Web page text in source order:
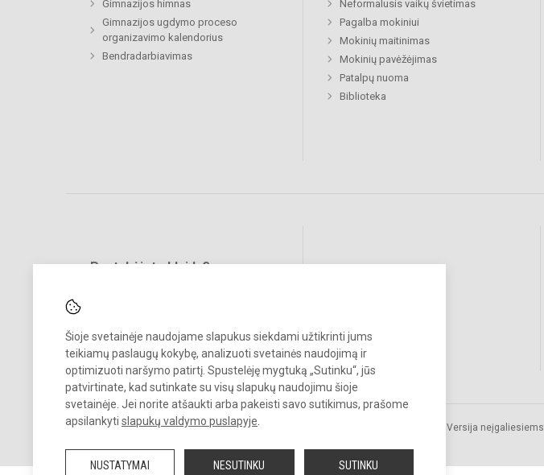
Šioje svetainėje naudojame slapukus siekdami užtikrinti jums
teikiamų paslaugų kokybę, analizuoti svetainės naudojimą ir
optimizuoti naršymo patirtį. Spustelėję mygtuką „Sutinku“, jūs
patvirtinate, kad sutinkate su visų slapukų naudojimu šioje
svetainėje. Jei norite atšaukti arba pakeisti savo sutikimus, prašome
apsilankyti slapukų valdymo puslapyje
NUSTATYMAI NESUTINKU SUTINKU
Gimnazijos himnas
Gimnazijos ugdymo proceso
organizavimo kalendorius
Bendradarbiavimas
Neformalusis vaikų švietimas
Pagalba mokiniui
Mokinių maitinimas
Mokinių pavėžėjimas
Patalpų nuoma
Biblioteka
Pastabėjote klaidų?
© 2026. Vilniaus Antakalnio gimnazija. Visos teisės saugomos.
Versija neįgaliesiems